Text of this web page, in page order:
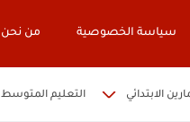
سياسة الخصوصية من نحن
الابتدائي التعليم المتوسط